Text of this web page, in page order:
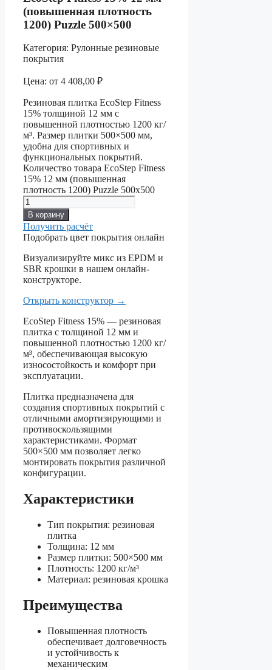
(повышенная плотность
1200) Puzzle 500×500
Категория: Рулонные резиновые
покрытия
Цена: от 4 408,00 ₽
Резиновая плитка EcoStep Fitness
15% толщиной 12 мм с
повышенной плотностью 1200 кг/
м³. Размер плитки 500×500 мм,
удобна для спортивных и
функциональных покрытий.
Количество товара EcoStep Fitness
15% 12 мм (повышенная
плотность 1200) Puzzle 500x500
В корзину
Получить расчёт
Подобрать цвет покрытия онлайн
Визуализируйте микс из EPDM и
SBR крошки в нашем онлайн-
конструкторе.
Открыть конструктор →
EcoStep Fitness 15% — резиновая
плитка с толщиной 12 мм и
повышенной плотностью 1200 кг/
м³, обеспечивающая высокую
износостойкость и комфорт при
эксплуатации.
Плитка предназначена для
создания спортивных покрытий с
отличными амортизирующими и
противоскользящими
характеристиками. Формат
500×500 мм позволяет легко
монтировать покрытия различной
конфигурации.
Характеристики
Тип покрытия: резиновая
плитка
Толщина: 12 мм
Размер плитки: 500×500 мм
Плотность: 1200 кг/м³
Материал: резиновая крошка
Преимущества
Повышенная плотность
обеспечивает долговечность
и устойчивость к
механическим